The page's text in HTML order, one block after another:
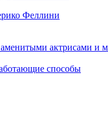
Феллини
актрисами и
способы